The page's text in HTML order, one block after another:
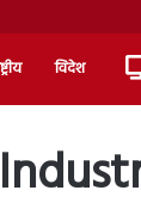
विदेश